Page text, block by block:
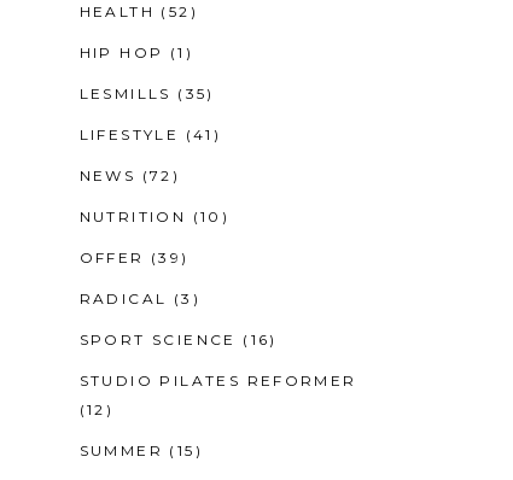
HEALTH (52)
HIP HOP (1)
LESMILLS (35)
LIFESTYLE (41)
NEWS (72)
NUTRITION (10)
OFFER (39)
RADICAL (3)
SPORT SCIENCE (16)
STUDIO PILATES REFORMER
(12)
SUMMER (15)